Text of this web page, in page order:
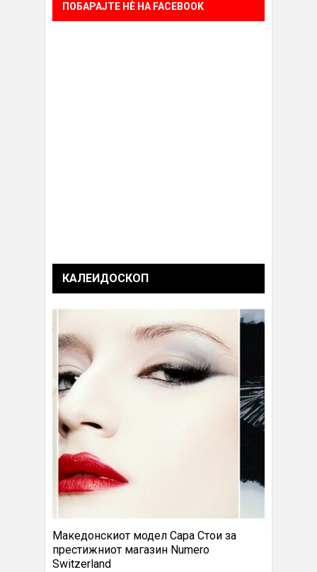
ПОБАРАЈТЕ НÈ НА FACEBOOK
КАЛЕИДОСКОП
Македонскиот модел Сара Стои за
престижниот магазин Numero
Switzerland